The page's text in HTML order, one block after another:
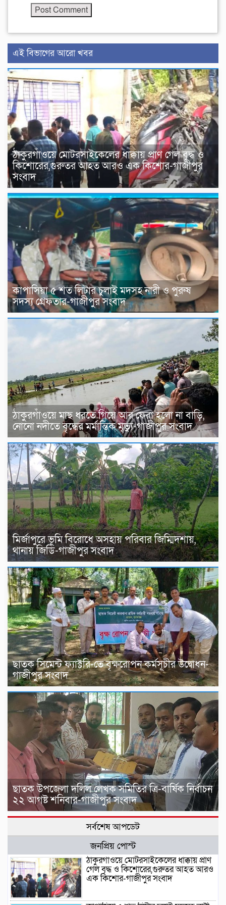
এই বিভাগের আরো খবর
ঠাকুরগাঁওয়ে মোটরসাইকেলের ধাক্কায় প্রাণ গেল বৃদ্ধ ও
কিশোরের,গুরুতর আহত আরও এক কিশোর-গাজীপুর
সংবাদ
কাপাসিয়া ৫ শত লিটার চুলাই মদসহ নারী ও পুরুষ
সদস্য গ্রেফতার-গাজীপুর সংবাদ
ঠাকুরগাঁওয়ে মাছ ধরতে গিয়ে আর ফেরা হলো না বাড়ি,
নোনো নদীতে বৃদ্ধের মর্মান্তিক মৃত্যু-গাজীপুর সংবাদ
মির্জাপুরে ভূমি বিরোধে অসহায় পরিবার জিম্মিদশায়,
থানায় জিডি-গাজীপুর সংবাদ
ছাতক সিমেন্ট ফ্যাক্টরি-তে বৃক্ষরোপন কর্মসূচীর উদ্বোধন-
গাজীপুর সংবাদ
ছাতক উপজেলা দলিল লেখক সমিতির ত্রি-বার্ষিক নির্বাচন
২২ আগষ্ট শনিবার-গাজীপুর সংবাদ
সর্বশেষ আপডেট
জনপ্রিয় পোস্ট
ঠাকুরগাঁওয়ে মোটরসাইকেলের ধাক্কায় প্রাণ
গেল বৃদ্ধ ও কিশোরের,গুরুতর আহত আরও
এক কিশোর-গাজীপুর সংবাদ